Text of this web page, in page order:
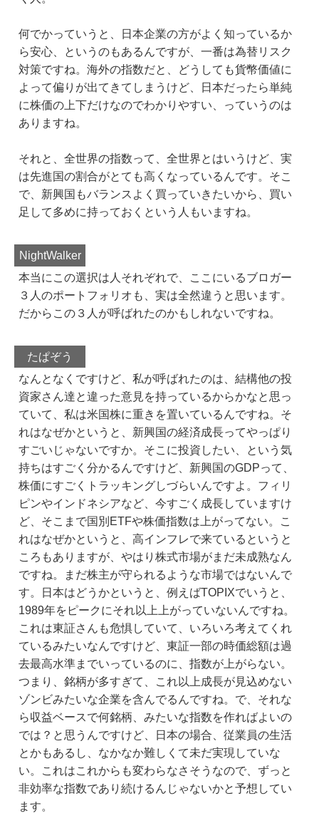
何でかっていうと、日本企業の方がよく知っているか
ら安心、というのもあるんですが、一番は為替リスク
対策ですね。海外の指数だと、どうしても貨幣価値に
よって偏りが出てきてしまうけど、日本だったら単純
に株価の上下だけなのでわかりやすい、っていうのは
ありますね。
それと、全世界の指数って、全世界とはいうけど、実
は先進国の割合がとても高くなっているんです。そこ
で、新興国もバランスよく買っていきたいから、買い
足して多めに持っておくという人もいますね。
NightWalker
本当にこの選択は人それぞれで、ここにいるブロガー
３人のポートフォリオも、実は全然違うと思います。
だからこの３人が呼ばれたのかもしれないですね。
たぱぞう
なんとなくですけど、私が呼ばれたのは、結構他の投
資家さん達と違った意見を持っているからかなと思っ
ていて、私は米国株に重きを置いているんですね。そ
れはなぜかというと、新興国の経済成長ってやっぱり
すごいじゃないですか。そこに投資したい、という気
持ちはすごく分かるんですけど、新興国のGDPって、
株価にすごくトラッキングしづらいんですよ。フィリ
ピンやインドネシアなど、今すごく成長していますけ
ど、そこまで国別ETFや株価指数は上がってない。こ
れはなぜかというと、高インフレで来ているというと
ころもありますが、やはり株式市場がまだ未成熟なん
ですね。まだ株主が守られるような市場ではないんで
す。日本はどうかというと、例えばTOPIXでいうと、
1989年をピークにそれ以上上がっていないんですね。
これは東証さんも危惧していて、いろいろ考えてくれ
ているみたいなんですけど、東証一部の時価総額は過
去最高水準までいっているのに、指数が上がらない。
つまり、銘柄が多すぎて、これ以上成長が見込めない
ゾンビみたいな企業を含んでるんですね。で、それな
ら収益ベースで何銘柄、みたいな指数を作ればよいの
では？と思うんですけど、日本の場合、従業員の生活
とかもあるし、なかなか難しくて未だ実現していな
い。これはこれからも変わらなさそうなので、ずっと
非効率な指数であり続けるんじゃないかと予想してい
ます。